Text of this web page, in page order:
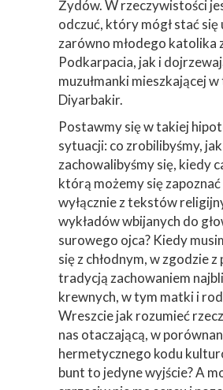
Powieść w moim odczuciu
krztynę metaforyczna,
wygląda na powiastkę o
hermetycznej diasporze
Żydów. W rzeczywistości
odczuć, który mógł stać się
zarówno młodego katolika
Podkarpacia, jak i
muzułmanki mieszkającej
Diyarbakir.
Postawmy się w takiej
sytuacji: co zrobilibyśmy, jak
zachowalibyśmy się, kiedy
którą możemy się zapoznać
wyłącznie z tekstów
wykładów wbijanych do
surowego ojca? Kiedy
się z chłodnym, w zgodzie z
tradycją zachowaniem
krewnych, w tym matki i